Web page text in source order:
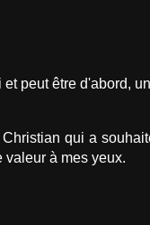
et peut être d'abord,
qui a
valeur à mes yeux.